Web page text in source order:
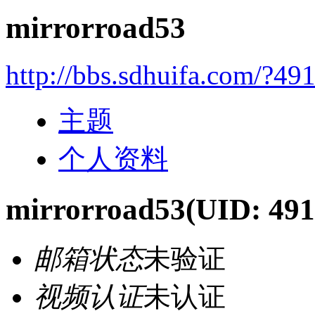
mirrorroad53
http://bbs.sdhuifa.com/
主题
个人资料
mirrorroad53(UID:
邮箱状态未验证
视频认证未认证